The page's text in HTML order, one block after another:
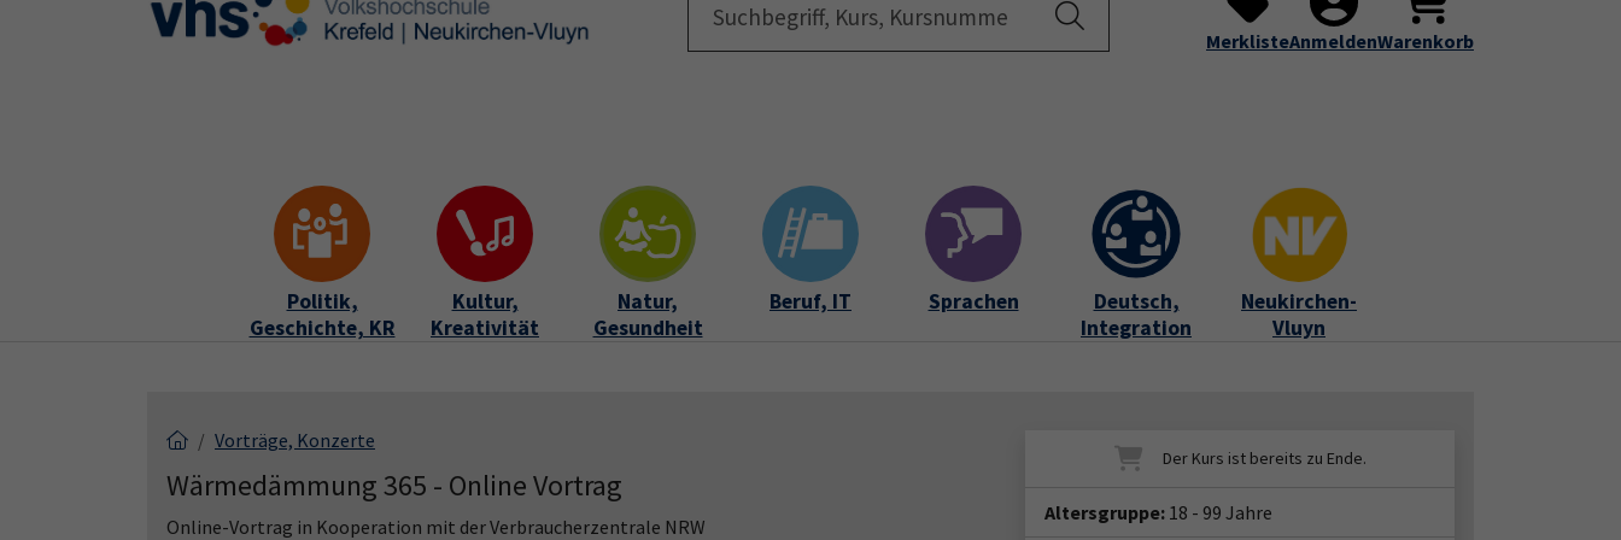
Skip to main content
Skip to page footer Startseite Submenu for "Programm"
Über uns Submenu for "Über uns"
Service Submenu for
MerklisteAnmeldenWarenkorb
Politik,
Geschichte, KR
Kultur,
Kreativität
Natur,
Gesundheit
Beruf, IT Sprachen
Deutsch,
Integration
Neukirchen-
Vluyn
Vorträge, Konzerte
Wärmedämmung 365 - Online Vortrag
Online-Vortrag in Kooperation mit der Verbraucherzentrale NRW
Altersgruppe: 18 - 99 Jahre